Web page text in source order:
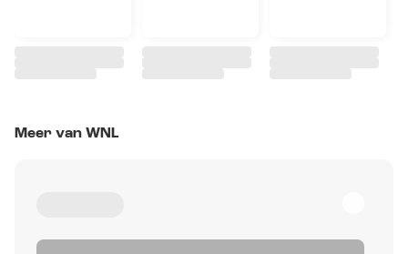
Meer van WNL